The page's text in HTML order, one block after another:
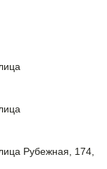
Рубежная, 174,